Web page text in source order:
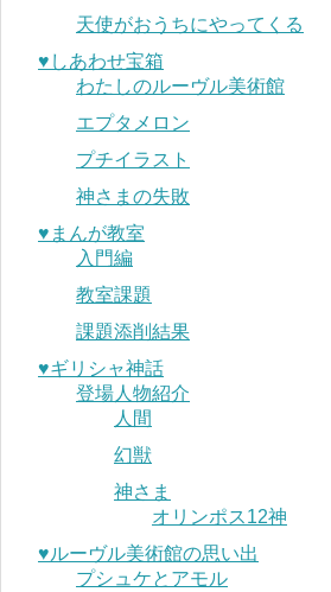
天使がおうちにやってくる
♥︎しあわせ宝箱
わたしのルーヴル美術館
エプタメロン
プチイラスト
神さまの失敗
♥︎まんが教室
入門編
教室課題
課題添削結果
♥︎ギリシャ神話
登場人物紹介
人間
幻獣
神さま
オリンポス12神
♥︎ルーヴル美術館の思い出
プシュケとアモル